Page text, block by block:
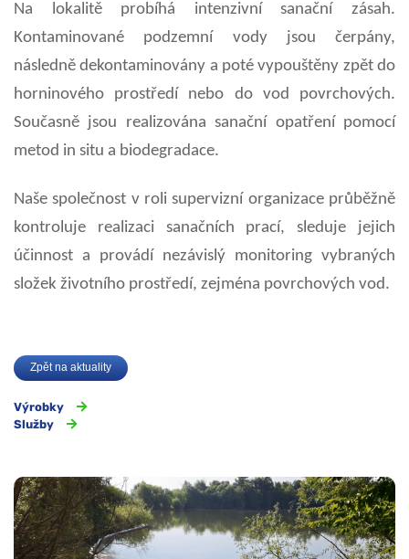
Na lokalitě probíhá intenzivní sanační zásah.
Kontaminované podzemní vody jsou čerpány,
následně dekontaminovány a poté vypouštěny zpět do
horninového prostředí nebo do vod povrchových.
Současně jsou realizována sanační opatření pomocí
metod in situ a biodegradace.
Naše společnost v roli supervizní organizace průběžně
kontroluje realizaci sanačních prací, sleduje jejich
účinnost a provádí nezávislý monitoring vybraných
složek životního prostředí, zejména povrchových vod.
Zpět na aktuality
Výrobky
Služby